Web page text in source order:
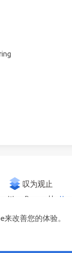
改善您的体验。
Woo Powered by Hexo